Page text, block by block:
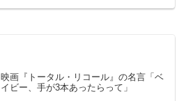
映画『トータル・リコール』の名言「ベ
イビー、手が3本あったらって」